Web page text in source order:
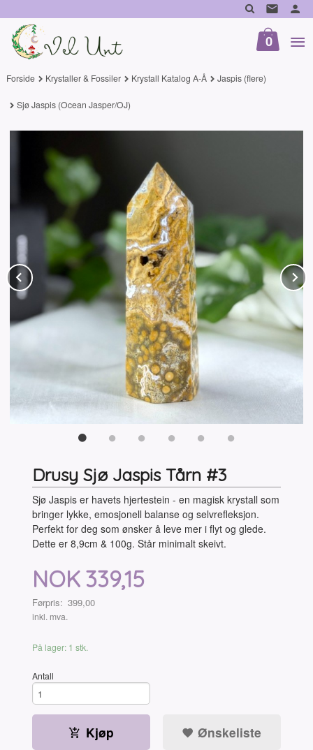
til
innholdet
0
Forside Krystaller & Fossiler Krystall Katalog A-Å Jaspis (flere)
Sjø Jaspis (Ocean Jasper/OJ)
Prev
Drusy Sjø Jaspis Tårn #3
Sjø Jaspis er havets hjertestein - en magisk krystall som
bringer lykke, emosjonell balanse og selvrefleksjon.
Perfekt for deg som ønsker å leve mer i flyt og glede.
Dette er 8,9cm & 100g. Står minimalt skeivt.
Tilbud
NOK 339,15
Førpris: 399,00
Rabatt
inkl. mva.
På lager: 1 stk.
Antall
Kjøp Ønskeliste